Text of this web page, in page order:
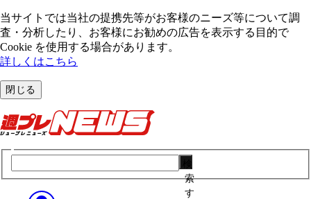
当サイトでは当社の提携先等がお客様のニーズ等について調
査・分析したり、お客様にお勧めの広告を表⽰する⽬的で
Cookie を使⽤する場合があります。
詳しくはこちら
閉じる
索
す